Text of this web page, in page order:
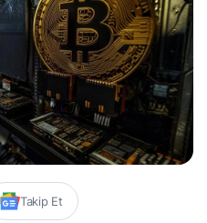
Takip Et